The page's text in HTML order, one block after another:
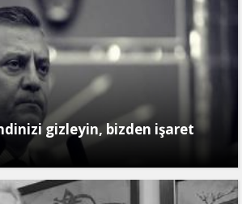
gizleyin, bizden işaret